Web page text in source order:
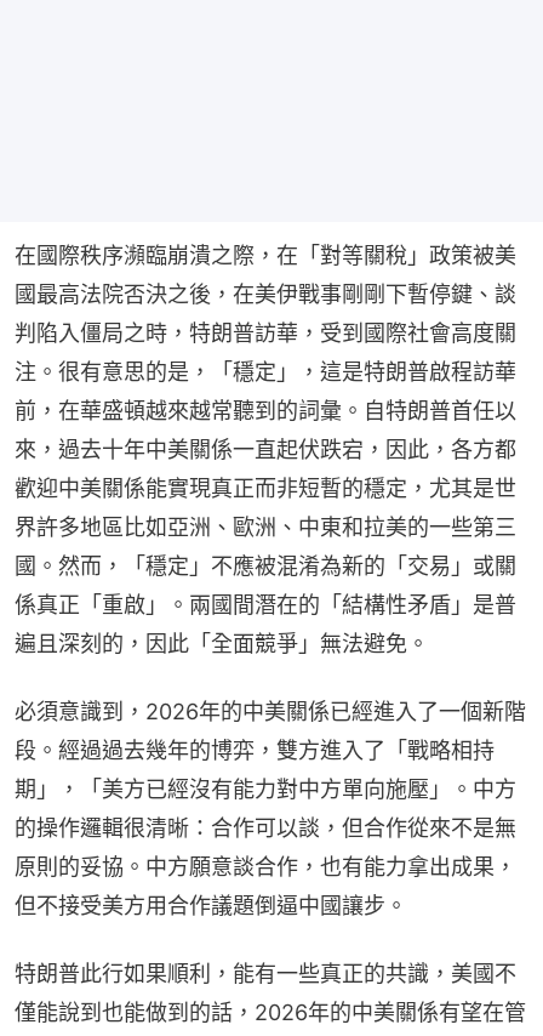
在國際秩序瀕臨崩潰之際，在「對等關稅」政策被美
國最高法院否決之後，在美伊戰事剛剛下暫停鍵、談
判陷入僵局之時，特朗普訪華，受到國際社會高度關
注。很有意思的是，「穩定」，這是特朗普啟程訪華
前，在華盛頓越來越常聽到的詞彙。自特朗普首任以
來，過去十年中美關係一直起伏跌宕，因此，各方都
歡迎中美關係能實現真正而非短暫的穩定，尤其是世
界許多地區比如亞洲、歐洲、中東和拉美的一些第三
國。然而，「穩定」不應被混淆為新的「交易」或關
係真正「重啟」。兩國間潛在的「結構性矛盾」是普
遍且深刻的，因此「全面競爭」無法避免。
必須意識到，2026年的中美關係已經進入了一個新階
段。經過過去幾年的博弈，雙方進入了「戰略相持
期」，「美方已經沒有能力對中方單向施壓」。中方
的操作邏輯很清晰：合作可以談，但合作從來不是無
原則的妥協。中方願意談合作，也有能力拿出成果，
但不接受美方用合作議題倒逼中國讓步。
特朗普此行如果順利，能有一些真正的共識，美國不
僅能說到也能做到的話，2026年的中美關係有望在管